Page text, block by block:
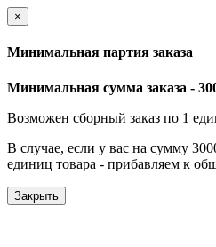
×
Минимальная партия заказа
Минимальная сумма заказа -
Возможен сборный заказ по 1
В случае, если у вас на сумму
единиц товара - прибавляем к
Закрыть